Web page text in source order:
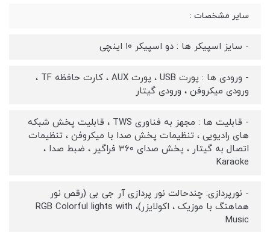
سایر مشخصات :
- سایز اسپیکر ها : دو اسپیکر ۱۰ اینچی
- ورودی ها : پورت USB ، پورت AUX ، کارت حافظه TF ،
ورودی میکروفن ، ورودی گیتار
- قابلیت ها : مجهز به فناوری TWS ، قابلیت پخش شبکه
های رادیویی ، تنظیمات پخش صدا با میکروفن ، تنظیمات
اتصال به گیتار ، پخش صدای ۳۶۰ فراگیر ، ضبط صدا ،
Karaoke
- نورپردازی: چندحالت نور پردازی آر جی بی (رقص نور
هماهنگ با موزیک ، اکولایزر)، RGB Colorful lights with
Music